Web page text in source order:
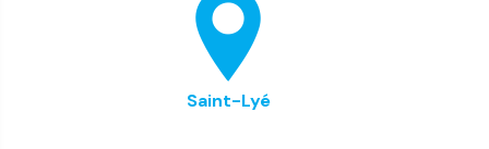
Saint-Lyé